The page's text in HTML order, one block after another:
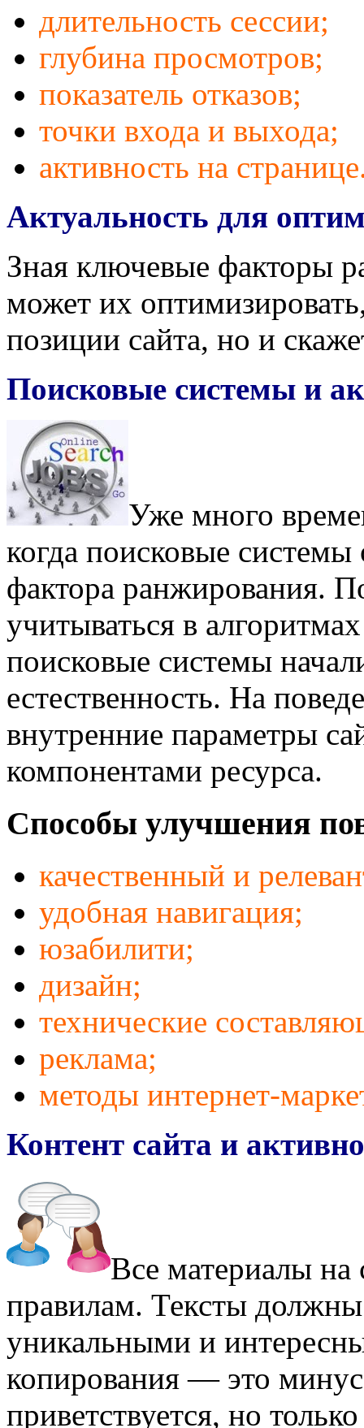
длительность сессии;
глубина просмотров;
показатель отказов;
точки входа и выхода;
активность на
Актуальность для
Зная ключевые факторы
может их
позиции сайта, но и
Поисковые системы и
Уже много
когда поисковые
фактора ранжирования.
учитываться в
поисковые системы
естественность. На
внутренние параметры
компонентами ресурса.
Способы улучшения
качественный и
удобная навигация;
юзабилити;
дизайн;
технические
реклама;
методы интернет-
Контент сайта и
Все материалы на
правилам. Тексты
уникальными и
копирования — это
приветствуется, но